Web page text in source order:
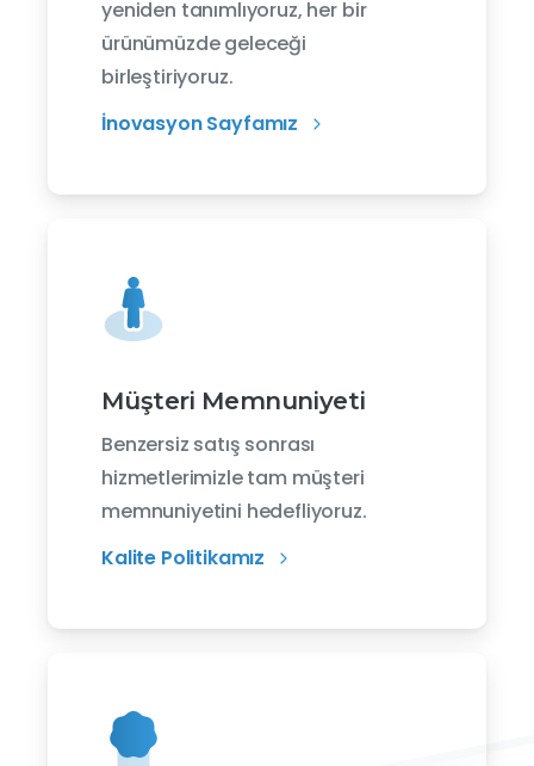
yeniden tanımlıyoruz, her bir
ürünümüzde geleceği
birleştiriyoruz.
İnovasyon Sayfamız
Müşteri Memnuniyeti
Benzersiz satış sonrası
hizmetlerimizle tam müşteri
memnuniyetini hedefliyoruz.
Kalite Politikamız